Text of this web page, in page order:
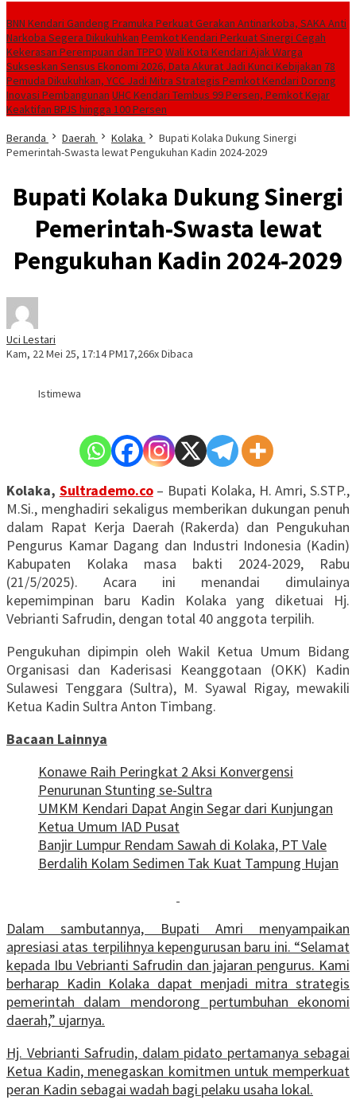
BNN Kendari Gandeng Pramuka Perkuat Gerakan Antinarkoba, SAKA Anti
Narkoba Segera Dikukuhkan Pemkot Kendari Perkuat Sinergi Cegah
Kekerasan Perempuan dan TPPO Wali Kota Kendari Ajak Warga
Sukseskan Sensus Ekonomi 2026, Data Akurat Jadi Kunci Kebijakan 78
Pemuda Dikukuhkan, YCC Jadi Mitra Strategis Pemkot Kendari Dorong
Inovasi Pembangunan UHC Kendari Tembus 99 Persen, Pemkot Kejar
Keaktifan BPJS hingga 100 Persen
Beranda
Daerah Kolaka
Bupati Kolaka Dukung Sinergi
Pemerintah-Swasta lewat Pengukuhan Kadin 2024-2029
Bupati Kolaka Dukung Sinergi
Pemerintah-Swasta lewat
Pengukuhan Kadin 2024-2029
Uci Lestari
Kam, 22 Mei 25, 17:14 PM17,266x Dibaca
Istimewa
Kolaka, Sultrademo.co– Bupati Kolaka, H. Amri, S.STP.,
M.Si., menghadiri sekaligus memberikan dukungan penuh
dalam Rapat Kerja Daerah (Rakerda) dan Pengukuhan
Pengurus Kamar Dagang dan Industri Indonesia (Kadin)
Kabupaten Kolaka masa bakti 2024-2029, Rabu
(21/5/2025). Acara ini menandai dimulainya
kepemimpinan baru Kadin Kolaka yang diketuai Hj.
Vebrianti Safrudin, dengan total 40 anggota terpilih.
Pengukuhan dipimpin oleh Wakil Ketua Umum Bidang
Organisasi dan Kaderisasi Keanggotaan (OKK) Kadin
Sulawesi Tenggara (Sultra), M. Syawal Rigay, mewakili
Ketua Kadin Sultra Anton Timbang.
Bacaan Lainnya
Konawe Raih Peringkat 2 Aksi Konvergensi
Penurunan Stunting se-Sultra
UMKM Kendari Dapat Angin Segar dari Kunjungan
Ketua Umum IAD Pusat
Banjir Lumpur Rendam Sawah di Kolaka, PT Vale
Berdalih Kolam Sedimen Tak Kuat Tampung Hujan
Dalam sambutannya, Bupati Amri menyampaikan
apresiasi atas terpilihnya kepengurusan baru ini. “Selamat
kepada Ibu Vebrianti Safrudin dan jajaran pengurus. Kami
berharap Kadin Kolaka dapat menjadi mitra strategis
pemerintah dalam mendorong pertumbuhan ekonomi
daerah,” ujarnya.
Hj. Vebrianti Safrudin, dalam pidato pertamanya sebagai
Ketua Kadin, menegaskan komitmen untuk memperkuat
peran Kadin sebagai wadah bagi pelaku usaha lokal.